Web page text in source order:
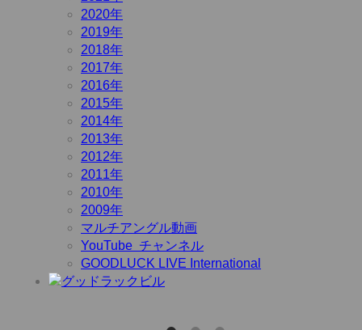
2020年
2019年
2018年
2017年
2016年
2015年
2014年
2013年
2012年
2011年
2010年
2009年
マルチアングル動画
YouTube チャンネル
GOODLUCK LIVE International